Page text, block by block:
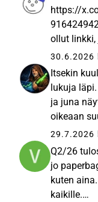
Mutta
https://
ollut linkki,
Lemonade
Renews
Costs,...
Itsekin
lukuja
ja juna
oikeaan
ei tässä
Näkisin
kuin
Q2/26
jo
kuten
kaikille.